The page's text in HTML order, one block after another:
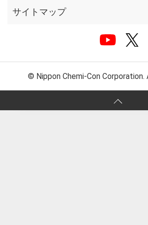
サイトマップ
© Nippon Chemi-Con Corporation.